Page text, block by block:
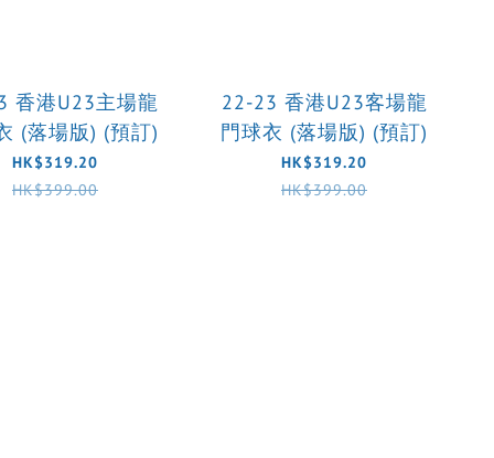
香港U23主場龍
(落場版) (預訂)
HK$319.20
HK$399.00
22-23 香港U23客場龍
門球衣 (落場版) (預訂)
HK$319.20
HK$399.00